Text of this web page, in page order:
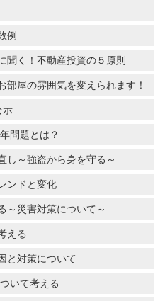
例
聞く！不動産投資の５原則
屋の雰囲気を変えられます！
示
問題とは？
し～強盗から身を守る～
ンドと変化
～災害対策について～
える
と対策について
いて考える